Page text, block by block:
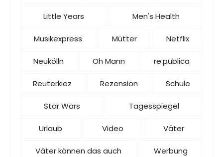
Little Years Men's Health
Musikexpress Mütter Netflix
Neukölln Oh Mann re:publica
Reuterkiez Rezension Schule
Star Wars Tagesspiegel
Urlaub Video Väter
Väter können das auch Werbung